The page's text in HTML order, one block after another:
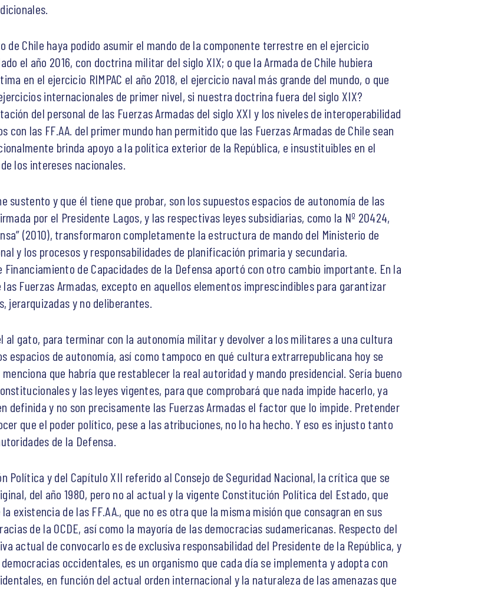
de Chile haya podido asumir el mando de la componente terrestre en el ejercicio
el año 2016, con doctrina militar del siglo XIX; o que la Armada de Chile hubiera
en el ejercicio RIMPAC el año 2018, el ejercicio naval más grande del mundo, o que
internacionales de primer nivel, si nuestra doctrina fuera del siglo XIX?
del personal de las Fuerzas Armadas del siglo XXI y los niveles de interoperabilidad
las FF.AA. del primer mundo han permitido que las Fuerzas Armadas de Chile sean
brinda apoyo a la política exterior de la República, e insustituibles en el
los intereses nacionales.
sustento y que él tiene que probar, son los supuestos espacios de autonomía de las
por el Presidente Lagos, y las respectivas leyes subsidiarias, como la Nº 20424,
(2010), transformaron completamente la estructura de mando del Ministerio de
y los procesos y responsabilidades de planificación primaria y secundaria.
de Capacidades de la Defensa aportó con otro cambio importante. En la
Fuerzas Armadas, excepto en aquellos elementos imprescindibles para garantizar
jerarquizadas y no deliberantes.
al gato, para terminar con la autonomía militar y devolver a los militares a una cultura
espacios de autonomía, así como tampoco en qué cultura extrarrepublicana hoy se
que habría que restablecer la real autoridad y mando presidencial. Sería bueno
y las leyes vigentes, para que comprobará que nada impide hacerlo, ya
definida y no son precisamente las Fuerzas Armadas el factor que lo impide. Pretender
que el poder político, pese a las atribuciones, no lo ha hecho. Y eso es injusto tanto
de la Defensa.
Política y del Capítulo XII referido al Consejo de Seguridad Nacional, la crítica que se
del año 1980, pero no al actual y la vigente Constitución Política del Estado, que
existencia de las FF.AA., que no es otra que la misma misión que consagran en sus
de la OCDE, así como la mayoría de las democracias sudamericanas. Respecto del
actual de convocarlo es de exclusiva responsabilidad del Presidente de la República, y
occidentales, es un organismo que cada día se implementa y adopta con
en función del actual orden internacional y la naturaleza de las amenazas que